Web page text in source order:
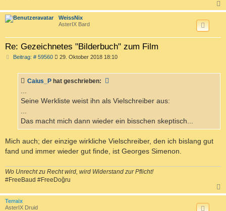
a
WeissNix
AsterIX Bard
Re: Gezeichnetes "Bilderbuch" zum Film
Beitrag: # 59560B
r
29. Oktober 2018 18:10
Caius_P hat geschrieben:
Seine Werkliste weist ihn als Vielschreiber aus:
Das macht mich dann wieder ein bisschen skeptisch...
Mich auch; der einzige wirkliche Vielschreiber, den ich bislang gut
fand und immer wieder gut finde, ist Georges Simenon.
Wo Unrecht zu Recht wird, wird Widerstand zur Pflicht!
#FreeBaud #FreeDoğru
a
Terraix
AsterIX Druid